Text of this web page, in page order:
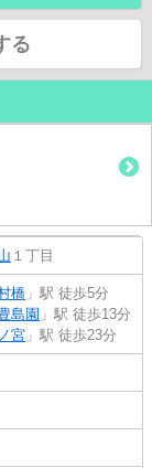
る
１丁目
橋 」駅 徒歩5分
島園 」駅 徒歩13分
宮 」駅 徒歩23分